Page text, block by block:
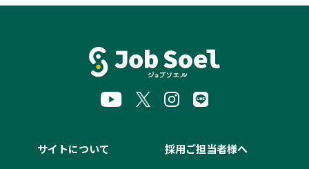
サイトについて 採用ご担当者様へ